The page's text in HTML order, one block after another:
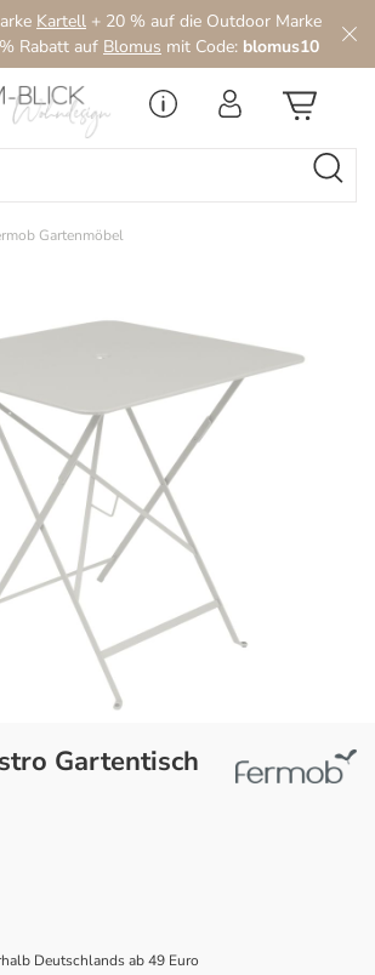
Kartell + 20 % auf die Outdoor Marke
Rabatt auf Blomus mit Code: blomus10
Gartenmöbel
Gartentisch
Deutschlands ab 49 Euro